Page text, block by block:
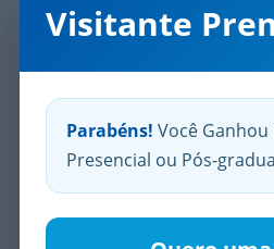
Visitante
Parabéns! Você
Presencial ou Pós-